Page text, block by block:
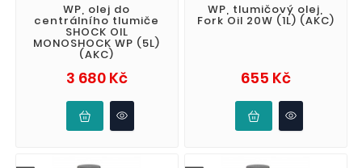
WP, olej do
centrálního tlumiče
SHOCK OIL
MONOSHOCK WP (5L)
(AKC)
3 680 KčCena
WP, tlumičový olej,
Fork Oil 20W (1L) (AKC)
655 KčCena